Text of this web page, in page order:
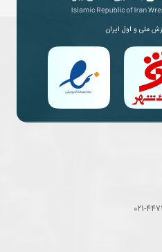
ملی و اول ایران